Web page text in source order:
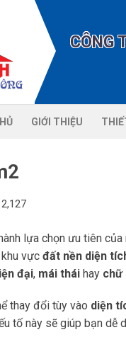
CÔNG
GIỚI THIỆU
2,127
lựa chọn ưu tiên
vực đất nền diện
đại, mái thái hay chữ
thay đổi tùy vào diện
tố này sẽ giúp bạn dễ